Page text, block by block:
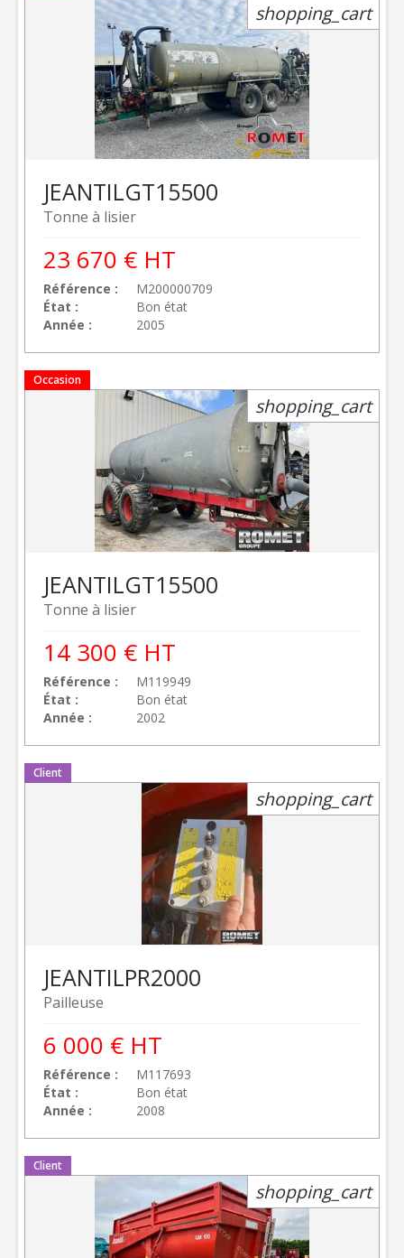
Tonne à lisier
JEANTILGT15500
Référence
M200000709
État
Bon état
Année
2005
23 670 € HT
shopping_cart
Occasion
Tonne à lisier
JEANTILGT15500
Référence
M119949
État
Bon état
Année
2002
14 300 € HT
shopping_cart
Client
Pailleuse
JEANTILPR2000
Référence
M117693
État
Bon état
Année
2008
6 000 € HT
shopping_cart
Client
shopping_cart